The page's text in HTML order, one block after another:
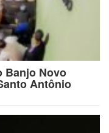
Banjo Novo
Antônio